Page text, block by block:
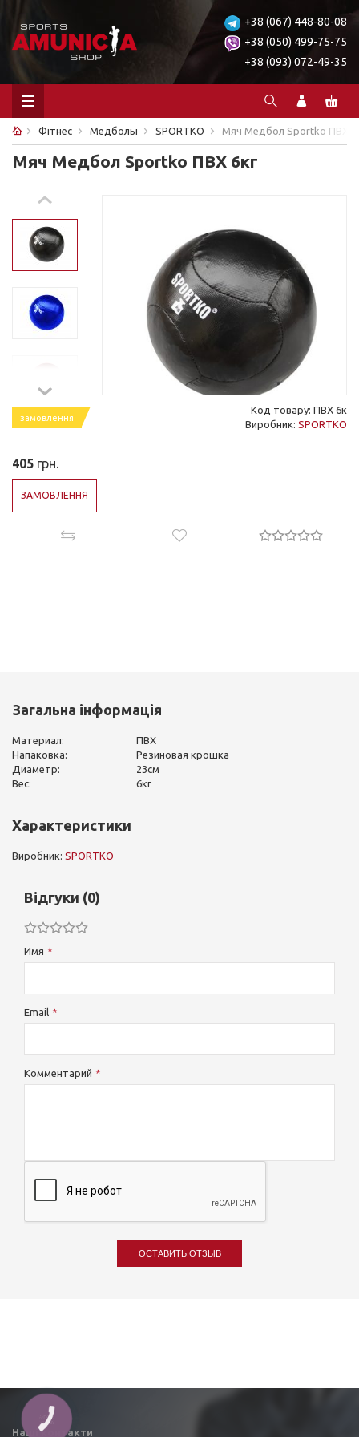
+38 (067) 448-80-08
+38 (050) 499-75-75
+38 (093) 072-49-35
Фітнес Медболы SPORTKO Мяч Медбол Sportko ПВХ
Мяч Медбол Sportko ПВХ 6кг
замовлення
Код товару: ПВХ 6к
Виробник: SPORTKO
405 грн.
ЗАМОВЛЕННЯ
Загальна інформація
Материал:
ПВХ
Напаковка:
Резиновая крошка
Диаметр:
23см
Вес:
6кг
Характеристики
Виробник: SPORTKO
Відгуки (0)
Имя
Email
Комментарий
ОСТАВИТЬ ОТЗЫВ
Наші контакти
КНОПКА
ЗВ'ЯЗКУ